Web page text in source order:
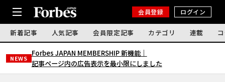
会員登録 ログイン
新着記事 人気記事 会員限定記事 カテゴリ 連載
NEWS
Forbes JAPAN MEMBERSHIP 新機能｜
記事ページ内の広告表示を最小限にしました